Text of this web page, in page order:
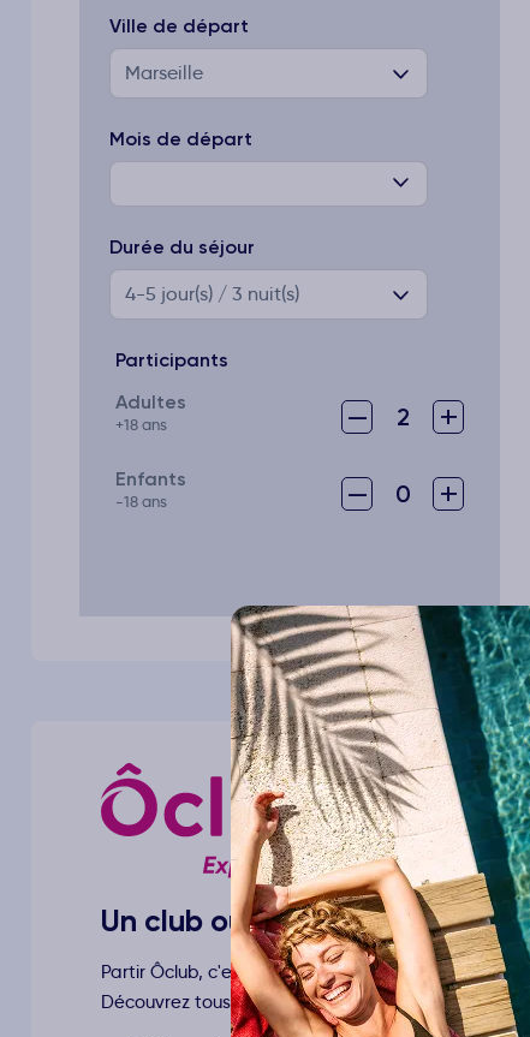
Ville de départ
Marseille
Mois de départ
Durée du séjour
4-5 jour(s) / 3 nuit(s)
Participants
Adultes
+18 ans – 2 +
Enfants
-18 ans – 0 +
Un club ouvert sur le monde !
Partir Ôclub, c'est la promesse de passer de
Découvrez tous les avantages du Ôclub